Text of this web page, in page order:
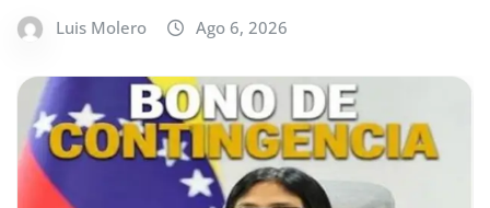
Luis Molero Ago 6, 2026